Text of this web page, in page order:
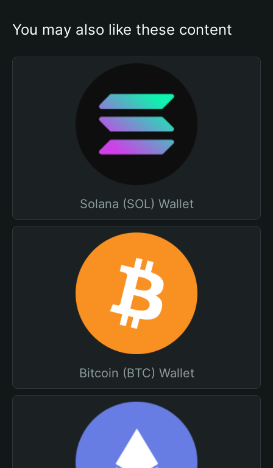
You may also like these content
Solana (SOL) Wallet
Bitcoin (BTC) Wallet